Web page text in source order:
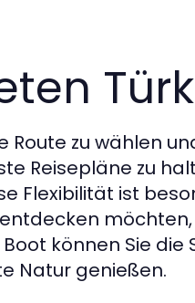
Route zu wählen
Reisepläne zu
Flexibilität ist
können Sie die
Natur genießen.